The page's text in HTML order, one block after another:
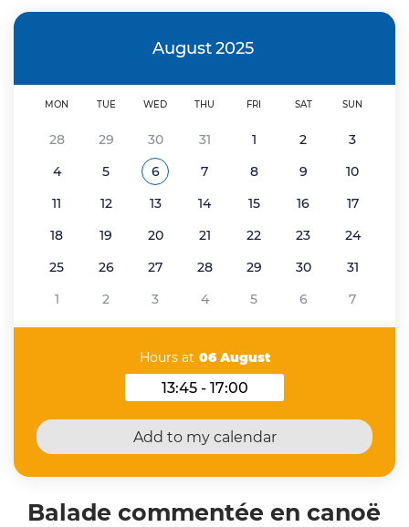
August2025
MON TUE WED THU FRI SAT SUN
28 29 30 31 1 2
3
4
5 See all the events of
6August 2025
7 8 9
10
11
12 13 14 15 16
17
18
19 20 21 22 23
24
25
26 27 28 29 30
31
1
2 3 4 5 6 7
Hours at 06 August
Hours at 06 August 2025
13:45 - 17:00
Add to my calendar
Balade commentée en canoë